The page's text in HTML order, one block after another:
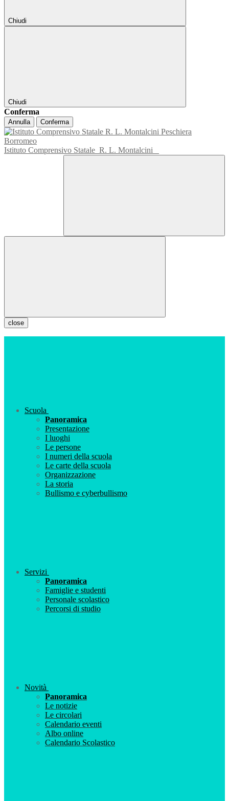
Chiudi
Chiudi
Conferma
Annulla Conferma
Istituto Comprensivo Statale R. L. Montalcini
close
Scuola
Panoramica
Presentazione
I luoghi
Le persone
I numeri della scuola
Le carte della scuola
Organizzazione
La storia
Bullismo e cyberbullismo
Servizi
Panoramica
Famiglie e studenti
Personale scolastico
Percorsi di studio
Novità
Panoramica
Le notizie
Le circolari
Calendario eventi
Albo online
Calendario Scolastico